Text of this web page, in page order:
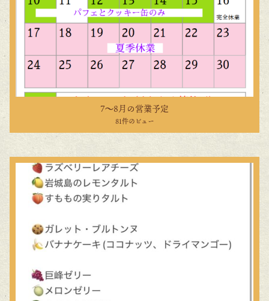
7〜8月の営業予定
81件のビュー